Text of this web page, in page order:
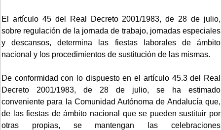
El artículo 45 del Real Decreto 2001/1983, de 28 de julio,
sobre regulación de la jornada de trabajo, jornadas especiales
y descansos, determina las fiestas laborales de ámbito
nacional y los procedimientos de sustitución de las mismas.
De conformidad con lo dispuesto en el artículo 45.3 del Real
Decreto 2001/1983, de 28 de julio, se ha estimado
conveniente para la Comunidad Autónoma de Andalucía que,
de las fiestas de ámbito nacional que se pueden sustituir por
otras propias, se mantengan las celebraciones